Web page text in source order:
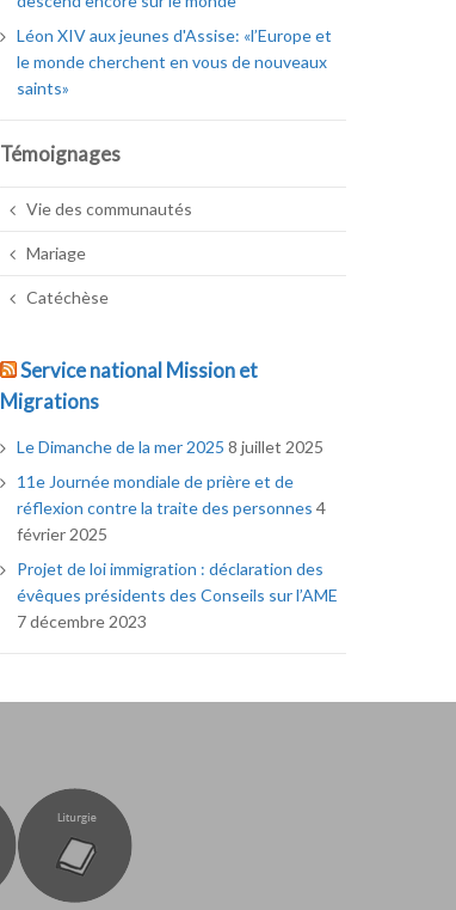
Léon XIV aux jeunes d'Assise: «l’Europe et
le monde cherchent en vous de nouveaux
saints»
Témoignages
Vie des communautés
Mariage
Catéchèse
Service national Mission et
Migrations
Le Dimanche de la mer 2025 8 juillet 2025
11e Journée mondiale de prière et de
réflexion contre la traite des personnes 4
février 2025
Projet de loi immigration : déclaration des
évêques présidents des Conseils sur l’AME
7 décembre 2023